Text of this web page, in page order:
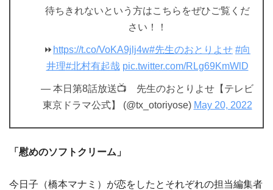
待ちきれないという方はこちらをぜひご覧くだ
さい！！
⏩ https://t.co/VoKA9jlj4w#先生のおとりよせ #向
井理#北村有起哉 pic.twitter.com/RLg69KmWlD
— 本日第8話放送📺 先生のおとりよせ【テレビ
東京ドラマ公式】 (@tx_otoriyose) May 20, 2022
「慰めのソフトクリーム」
今日子（橋本マナミ）が恋をしたとそれぞれの担当編集者